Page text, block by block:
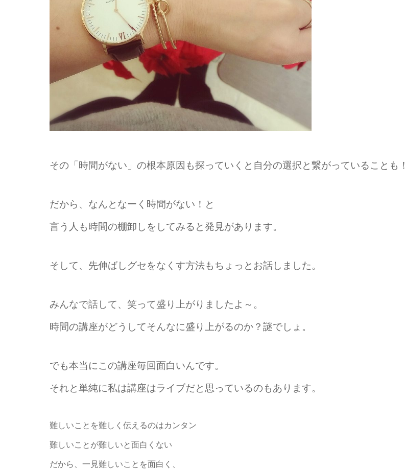
その「時間がない」の根本原因も探っていくと自分の選択と繋がっていることも！
だから、なんとなーく時間がない！と
言う人も時間の棚卸しをしてみると発見があります。
そして、先伸ばしグセをなくす方法もちょっとお話しました。
みんなで話して、笑って盛り上がりましたよ～。
時間の講座がどうしてそんなに盛り上がるのか？謎でしょ。
でも本当にこの講座毎回面白いんです。
それと単純に私は講座はライブだと思っているのもあります。
難しいことを難しく伝えるのはカンタン
難しいことが難しいと面白くない
だから、一見難しいことを面白く、